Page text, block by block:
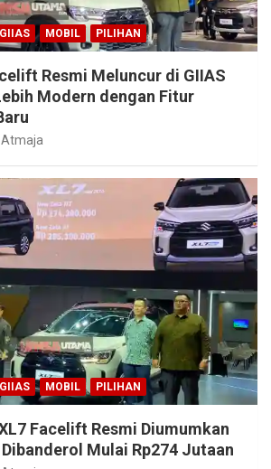
GIIAS MOBIL PILIHAN
Resmi Meluncur di GIIAS
Modern dengan Fitur
GIIAS MOBIL PILIHAN
Facelift Resmi Diumumkan
Mulai Rp274 Jutaan